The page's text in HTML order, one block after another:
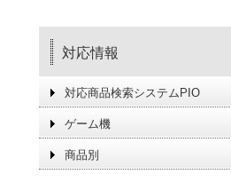
対応情報
対応商品検索システムPIO
ゲーム機
商品別